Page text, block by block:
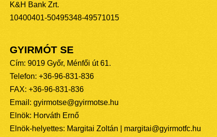
K&H Bank Zrt.
10400401-50495348-49571015
GYIRMÓT SE
Cím: 9019 Győr, Ménfői út 61.
Telefon: +36-96-831-836
FAX: +36-96-831-836
Email: gyirmotse@gyirmotse.hu
Elnök: Horváth Ernő
Elnök-helyettes: Margitai Zoltán | margitai@gyirmotfc.hu